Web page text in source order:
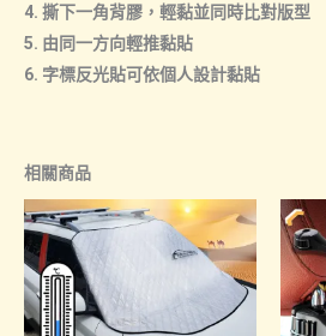
4. 撕下一角背膠，輕黏並同時比對版型
5. 由同一方向輕推黏貼
6. 字標反光貼可依個人設計黏貼
相關商品